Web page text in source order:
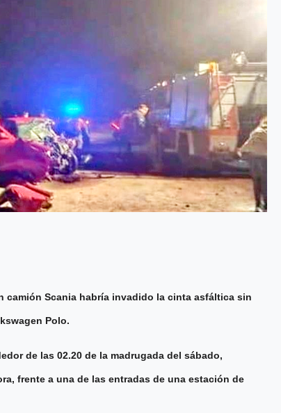
Scania habría invadido la cinta asfáltica sin
Polo.
de las 02.20 de la madrugada del sábado,
frente a una de las entradas de una estación de